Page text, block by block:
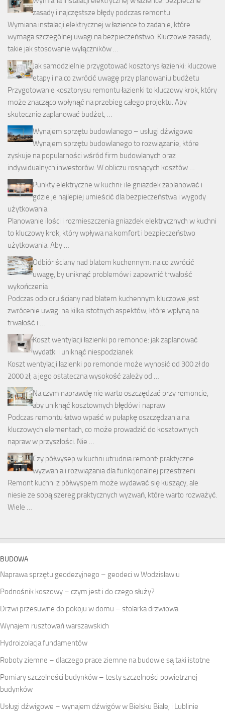
zasady i najczęstsze błędy podczas remontu
Wymiana instalacji elektrycznej w łazience to zadanie, które
wymaga szczególnej uwagi na bezpieczeństwo. Kluczowe zasady,
takie jak stosowanie wyłączników …
Jak samodzielnie przygotować kosztorys łazienki: kluczowe
etapy i na co zwrócić uwagę przy planowaniu budżetu
Przygotowanie kosztorysu remontu łazienki to kluczowy krok, który
może znacząco wpłynąć na przebieg całego projektu. Aby
skutecznie zaplanować budżet, …
Wynajem sprzętu budowlanego – usługi dźwigowe
Wynajem sprzętu budowlanego to rozwiązanie, które
zyskuje na popularności wśród firm budowlanych oraz
indywidualnych inwestorów. W obliczu rosnących kosztów …
Punkty elektryczne w kuchni: ile gniazdek zaplanować i
gdzie je najlepiej umieścić dla bezpieczeństwa i wygody
użytkowania
Planowanie ilości i rozmieszczenia gniazdek elektrycznych w kuchni
to kluczowy krok, który wpływa na komfort i bezpieczeństwo
użytkowania. Aby …
Odbiór ściany nad blatem kuchennym: na co zwrócić
uwagę, by uniknąć problemów i zapewnić trwałość
wykończenia
Podczas odbioru ściany nad blatem kuchennym kluczowe jest
zwrócenie uwagi na kilka istotnych aspektów, które wpłyną na
trwałość i …
Koszt wentylacji łazienki po remoncie: jak zaplanować
wydatki i uniknąć niespodzianek
Koszt wentylacji łazienki po remoncie może wynosić od 300 zł do
2000 zł, a jego ostateczna wysokość zależy od …
Na czym naprawdę nie warto oszczędzać przy remoncie,
aby uniknąć kosztownych błędów i napraw
Podczas remontu łatwo wpaść w pułapkę oszczędzania na
kluczowych elementach, co może prowadzić do kosztownych
napraw w przyszłości. Nie …
Czy półwysep w kuchni utrudnia remont: praktyczne
wyzwania i rozwiązania dla funkcjonalnej przestrzeni
Remont kuchni z półwyspem może wydawać się kuszący, ale
niesie ze sobą szereg praktycznych wyzwań, które warto rozważyć.
Wiele …
BUDOWA
Naprawa sprzętu geodezyjnego – geodeci w Wodzisławiu
Podnośnik koszowy – czym jest i do czego służy?
Drzwi przesuwne do pokoju w domu – stolarka drzwiowa.
Wynajem rusztowań warszawskich
Hydroizolacja fundamentów
Roboty ziemne – dlaczego prace ziemne na budowie są taki istotne
Pomiary szczelności budynków – testy szczelności powietrznej
budynków
Usługi dźwigowe – wynajem dźwigów w Bielsku Białej i Lublinie